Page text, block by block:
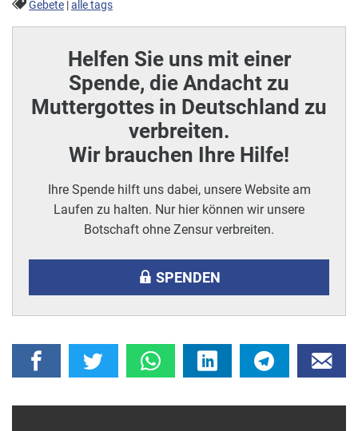
Gebete |alle tags
Helfen Sie uns mit einer
Spende, die Andacht zu
Muttergottes in Deutschland zu
verbreiten.
Wir brauchen Ihre Hilfe!
Ihre Spende hilft uns dabei, unsere Website am
Laufen zu halten. Nur hier können wir unsere
Botschaft ohne Zensur verbreiten.
SPENDEN